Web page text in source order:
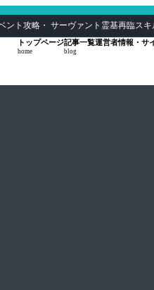
ト攻略・ サーヴァント霊基再臨スキ
トップページ
home
記事一覧
blog
運営者情報・サ